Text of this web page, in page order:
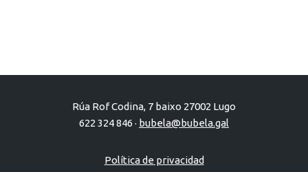
Rúa Rof Codina, 7 baixo 27002 Lugo
622 324 846 · bubela@bubela.gal
Política de privacidad